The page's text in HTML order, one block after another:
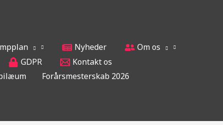
Nyheder
Om os
GDPR
Kontakt os
Forårsmesterskab 2026